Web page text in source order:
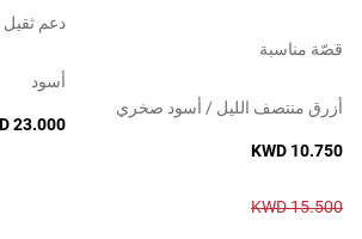
قصّة مناسبة
أزرق منتصف الليل / أسود صخري
KWD 10.750
KWD 15.500
دعم ثقيل
أسود
23.000